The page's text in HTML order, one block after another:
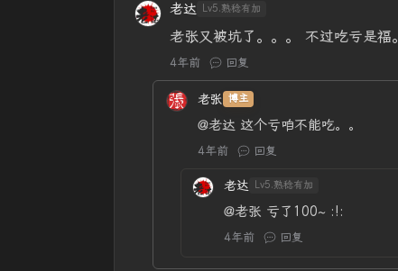
老达 Lv5.熟稔有加
老张又被坑了。。。 不过吃亏是福
4年前 回复
老张 博主
@老达 这个亏咱不能吃。。
4年前 回复
老达 Lv5.熟稔有加
@老张 亏了100~ :!:
4年前 回复